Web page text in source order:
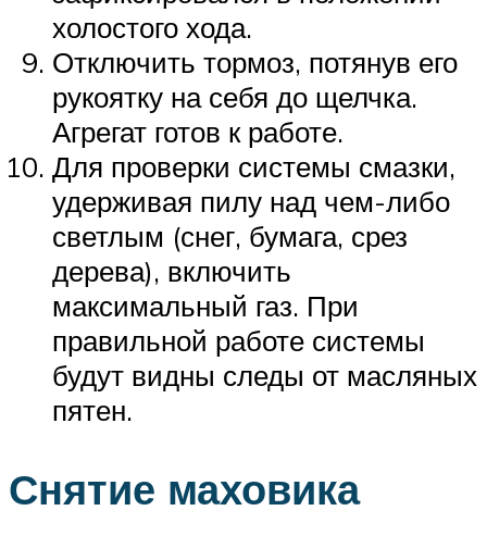
холостого хода.
Отключить тормоз, потянув его
рукоятку на себя до щелчка.
Агрегат готов к работе.
Для проверки системы смазки,
удерживая пилу над чем-либо
светлым (снег, бумага, срез
дерева), включить
максимальный газ. При
правильной работе системы
будут видны следы от масляных
пятен.
Снятие маховика